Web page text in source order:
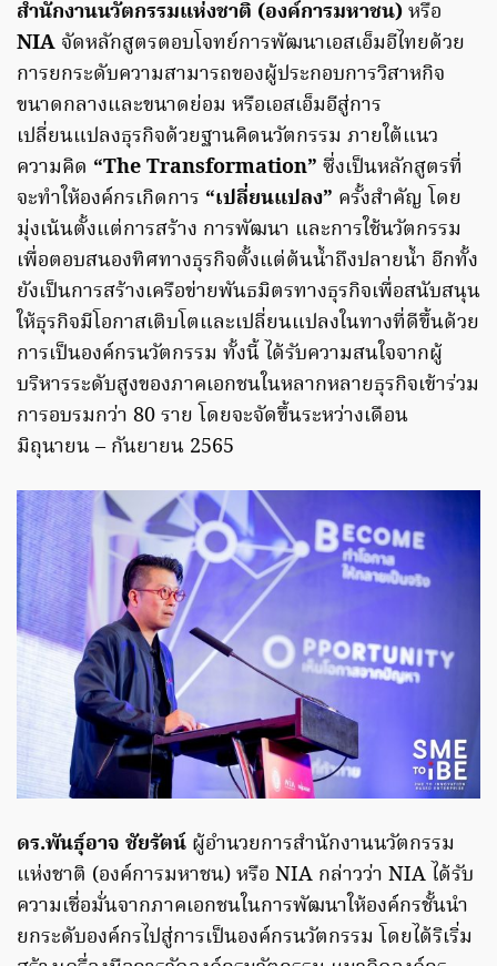
สำนักงานนวัตกรรมแห่งชาติ (องค์การมหาชน)หรือ
NIA จัดหลักสูตรตอบโจทย์การพัฒนาเอสเอ็มอีไทยด้วย
การยกระดับความสามารถของผู้ประกอบการวิสาหกิจ
ขนาดกลางและขนาดย่อม หรือเอสเอ็มอีสู่การ
เปลี่ยนแปลงธุรกิจด้วยฐานคิดนวัตกรรม ภายใต้แนว
ความคิด “The Transformation” ซึ่งเป็นหลักสูตรที่
จะทำให้องค์กรเกิดการ “เปลี่ยนแปลง” ครั้งสำคัญ โดย
มุ่งเน้นตั้งแต่การสร้าง การพัฒนา และการใช้นวัตกรรม
เพื่อตอบสนองทิศทางธุรกิจตั้งแต่ต้นน้ำถึงปลายน้ำ อีกทั้ง
ยังเป็นการสร้างเครือข่ายพันธมิตรทางธุรกิจเพื่อสนับสนุน
ให้ธุรกิจมีโอกาสเติบโตและเปลี่ยนแปลงในทางที่ดีขึ้นด้วย
การเป็นองค์กรนวัตกรรม ทั้งนี้ ได้รับความสนใจจากผู้
บริหารระดับสูงของภาคเอกชนในหลากหลายธุรกิจเข้าร่วม
การอบรมกว่า 80 ราย โดยจะจัดขึ้นระหว่างเดือน
มิถุนายน – กันยายน 2565
ดร.พันธุ์อาจ ชัยรัตน์ ผู้อำนวยการสำนักงานนวัตกรรม
แห่งชาติ (องค์การมหาชน) หรือ NIA กล่าวว่า NIA ได้รับ
ความเชื่อมั่นจากภาคเอกชนในการพัฒนาให้องค์กรชั้นนำ
ยกระดับองค์กรไปสู่การเป็นองค์กรนวัตกรรม โดยได้ริเริ่ม